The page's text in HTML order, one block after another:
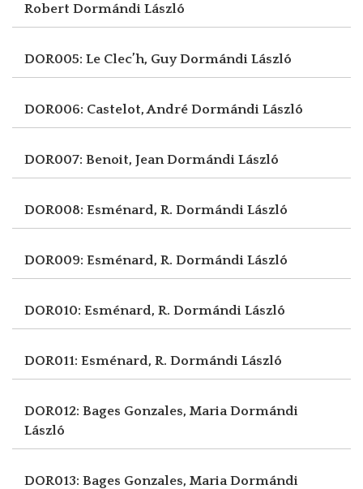
Robert Dormándi László
DOR005: Le Clec’h, GuyDormándi László
DOR006: Castelot, André Dormándi László
DOR007: Benoit, JeanDormándi László
DOR008: Esménard, R. Dormándi László
DOR009: Esménard, R. Dormándi László
DOR010: Esménard, R. Dormándi László
DOR011: Esménard, R. Dormándi László
DOR012: Bages Gonzales, MariaDormándi
László
DOR013: Bages Gonzales, MariaDormándi